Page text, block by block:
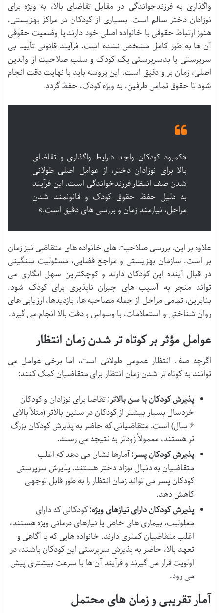
واگذاری به فرزندخواندگی در مقابل تقاضای بالا، به ویژه برای
نوزادان دختر سالم است. بسیاری از کودکان در مراکز بهزیستی،
هنوز ارتباط حقوقی با خانواده اصلی خود دارند یا وضعیت حقوقی
آن ها به طور کامل مشخص نشده است. فرآیند قانونی تأیید بی
سرپرستی یا بدسرپرستی یک کودک و سلب صلاحیت از والدین
اصلی، زمان بر و دقیق است. این پروسه باید با نهایت دقت انجام
شود تا حقوق تمامی طرفین، به ویژه کودک، حفظ گردد.
«کمبود کودکان واجد شرایط واگذاری و تقاضای
بالا برای نوزادان دختر، از عوامل اصلی طولانی
شدن صف انتظار فرزندخواندگی است. این فرآیند
به دلیل حفظ حقوق کودک و قانونمند شدن
مراحل، نیازمند زمان و بررسی های دقیق است.»
علاوه بر این، بررسی صلاحیت های خانواده های متقاضی نیز زمان
بر است. سازمان بهزیستی و مراجع قضایی، مسئولیت سنگینی
در قبال آینده این کودکان دارند و کوچکترین سهل انگاری می
تواند منجر به آسیب های جبران ناپذیری برای کودک شود.
بنابراین، تمامی مراحل از جمله مصاحبه ها، بازدیدها، ارزیابی های
روان شناختی و استعلامات، با وسواس و دقت بالا انجام می گیرد.
عوامل مؤثر بر کوتاه تر شدن زمان انتظار
اگرچه صف انتظار عمومی طولانی است، اما برخی عوامل می
توانند به کوتاه تر شدن زمان انتظار برای متقاضیان کمک کنند:
پذیرش کودکان با سن بالاتر:تقاضا برای نوزادان و کودکان
خردسال بسیار بیشتر از کودکان در سنین بالاتر (مثلاً بالای
۶ سال) است. متقاضیانی که حاضر به پذیرش کودکان بزرگ
تر هستند، معمولاً زودتر به نتیجه می رسند.
پذیرش کودکان پسر:آمارها نشان می دهد که اغلب
متقاضیان به دنبال نوزاد دختر هستند. پذیرش سرپرستی
کودکان پسر می تواند زمان انتظار را به طور قابل توجهی
کاهش دهد.
پذیرش کودکان دارای نیازهای ویژه:کودکانی که دارای
معلولیت، بیماری های خاص یا نیازهای درمانی ویژه هستند،
اغلب متقاضیان کمتری دارند. خانواده هایی که با آگاهی و
تعهد بالا، حاضر به پذیرش سرپرستی این کودکان باشند، در
اولویت قرار می گیرند و فرآیند آن ها با سرعت بیشتری پیش
می رود.
آمار تقریبی و زمان های محتمل